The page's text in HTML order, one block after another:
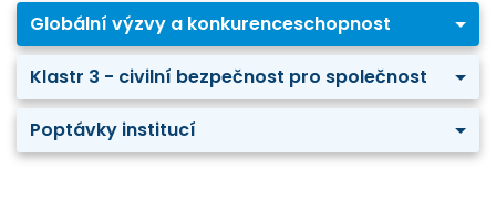
Globální výzvy a konkurenceschopnost
Klastr 3 - civilní bezpečnost pro společnost
Poptávky institucí